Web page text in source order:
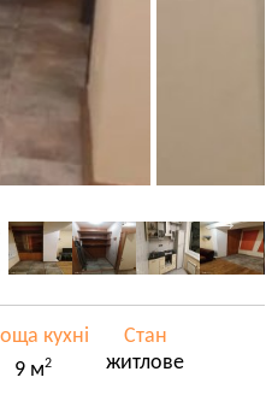
кухні
9 м2
Стан
житлове